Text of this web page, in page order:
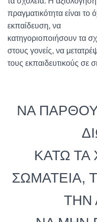
πραγματικότητα είναι το
εκπαίδευση, να
κατηγοριοποιήσουν τα
στους γονείς, να
τους εκπαιδευτικούς σε
ΝΑ
ΚΑΤΩ ΤΑ
ΣΩΜΑΤΕΙΑ,
ΤΗΝ